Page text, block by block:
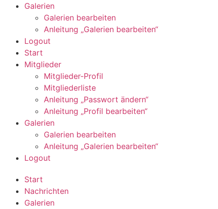
Galerien
Galerien bearbeiten
Anleitung „Galerien bearbeiten“
Logout
Start
Mitglieder
Mitglieder-Profil
Mitgliederliste
Anleitung „Passwort ändern“
Anleitung „Profil bearbeiten“
Galerien
Galerien bearbeiten
Anleitung „Galerien bearbeiten“
Logout
Start
Nachrichten
Galerien